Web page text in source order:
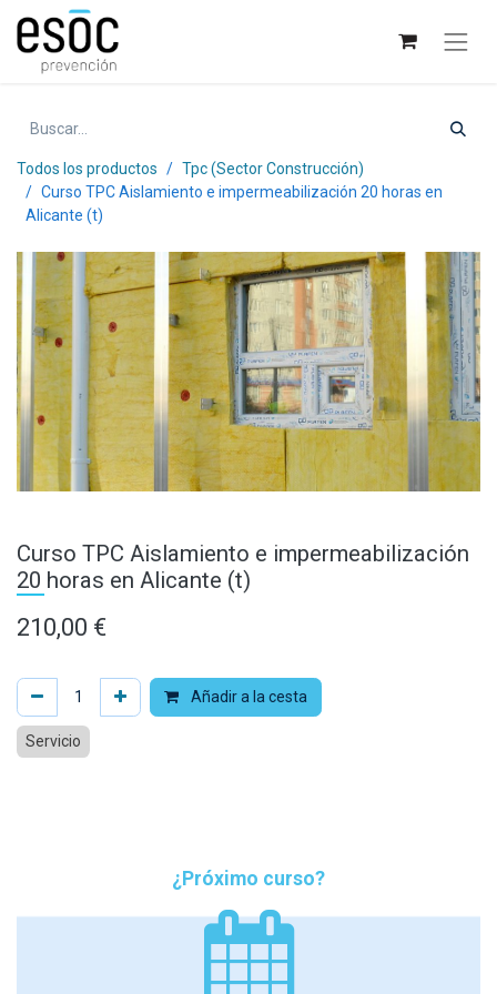
Todos los productos
Tpc (Sector Construcción)
Curso TPC Aislamiento e impermeabilización 20 horas en
Alicante (t)
Curso TPC Aislamiento e impermeabilización
20 horas en Alicante (t)
210,00 €
Añadir a la cesta
Servicio
¿Próximo curso?